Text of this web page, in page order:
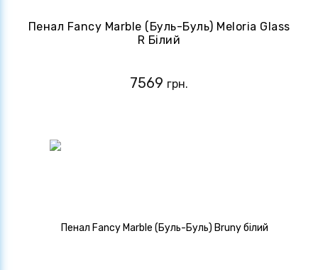
Пенал Fancy Marble (Буль-Буль) Meloria Glass
R Білий
7569 грн.